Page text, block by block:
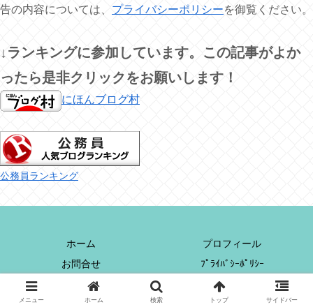
告の内容については、 プライバシーポリシーを御覧ください。
↓ランキングに参加しています。この記事がよか
ったら是非クリックをお願いします！
にほんブログ村
公務員ランキング
ホーム
プロフィール
お問合せ
ﾌﾟﾗｲﾊﾞｼｰﾎﾟﾘｼｰ
© 2021 公務員ってどうなの？.
メニュー ホーム 検索 トップ サイドバー